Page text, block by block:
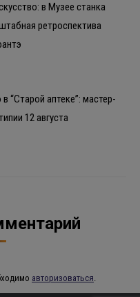
в Музее станка
ретроспектива
“Старой аптеке”: мастер-
12 августа
авторизоваться.